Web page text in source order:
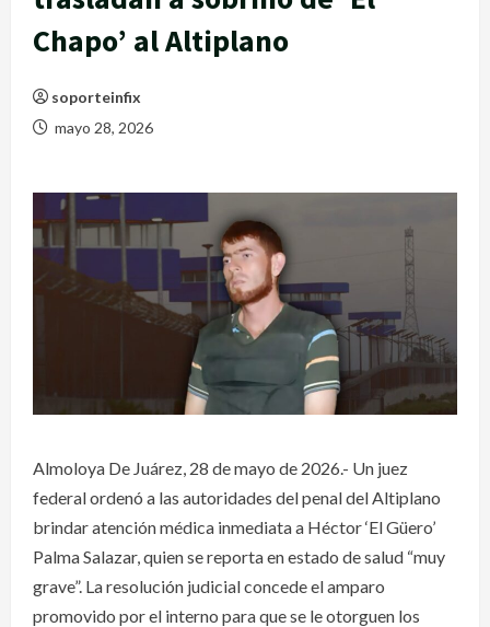
Chapo’ al Altiplano
soporteinfix
mayo 28, 2026
Almoloya De Juárez, 28 de mayo de 2026.- Un juez
federal ordenó a las autoridades del penal del Altiplano
brindar atención médica inmediata a Héctor ‘El Güero’
Palma Salazar, quien se reporta en estado de salud “muy
grave”. La resolución judicial concede el amparo
promovido por el interno para que se le otorguen los